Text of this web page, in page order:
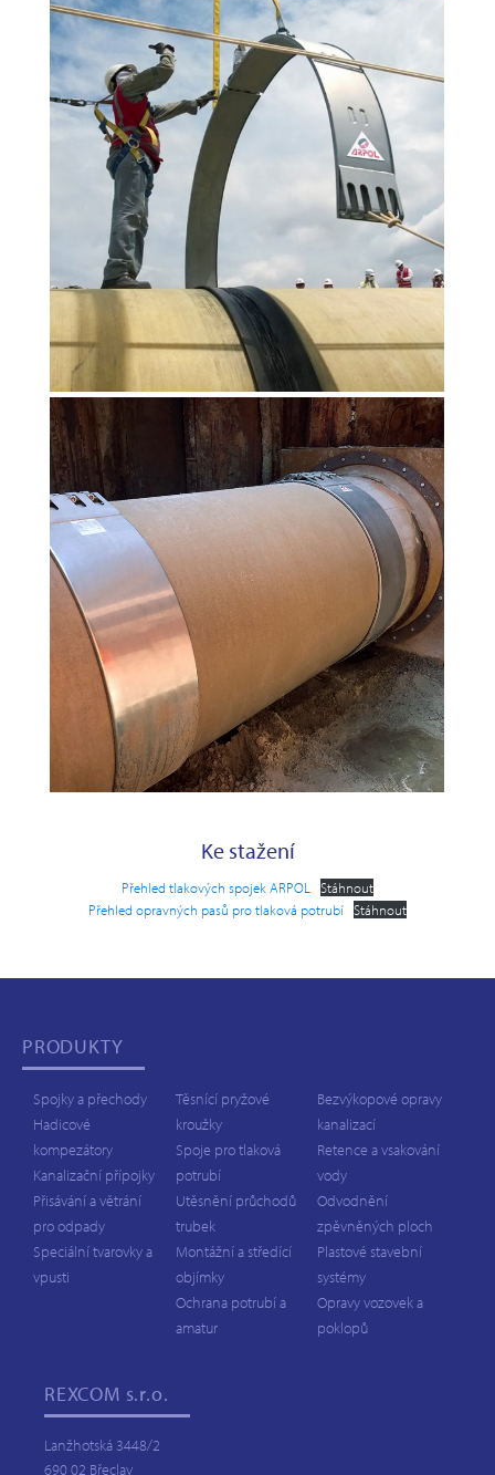
Ke stažení
Přehled tlakových spojek ARPOL
Stáhnout
Přehled opravných pasů pro tlaková potrubí Stáhnout
PRODUKTY
Spojky a přechody
Hadicové
kompezátory
Kanalizační přípojky
Přisávání a větrání
pro odpady
Speciální tvarovky a
vpusti
Těsnící pryžové
kroužky
Spoje pro tlaková
potrubí
Utěsnění průchodů
trubek
Montážní a středící
objímky
Ochrana potrubí a
amatur
Bezvýkopové opravy
kanalizací
Retence a vsakování
vody
Odvodnění
zpěvněných ploch
Plastové stavební
systémy
Opravy vozovek a
poklopů
REXCOM s.r.o.
Lanžhotská 3448/2
690 02 Břeclav